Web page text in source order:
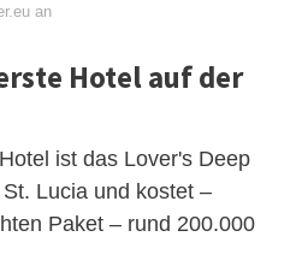
an
Hotel auf der
ist das Lover's Deep
Lucia und kostet –
Paket – rund 200.000